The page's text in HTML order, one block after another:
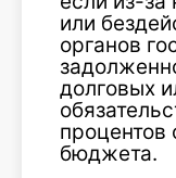
или
органов
долговых
процентов
бюджета.